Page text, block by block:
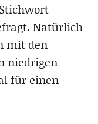
Natürlich
mit den
niedrigen
für einen